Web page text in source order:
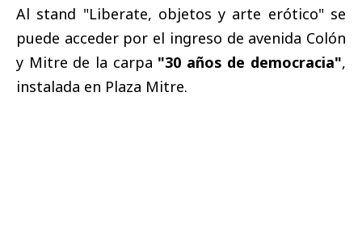
Al stand "Liberate, objetos y arte erótico" se
puede acceder por el ingreso de avenida Colón
y Mitre de la carpa "30 años de democracia",
instalada en Plaza Mitre.